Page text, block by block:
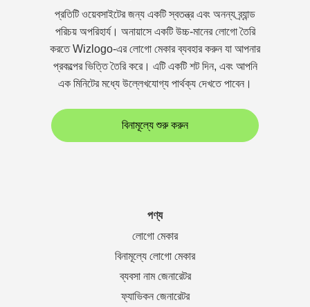
প্রতিটি ওয়েবসাইটের জন্য একটি স্বতন্ত্র এবং অনন্য ব্র্যান্ড
পরিচয় অপরিহার্য। অনায়াসে একটি উচ্চ-মানের লোগো তৈরি
করতে Wizlogo-এর লোগো মেকার ব্যবহার করুন যা আপনার
প্রকল্পের ভিত্তি তৈরি করে। এটি একটি শট দিন, এবং আপনি
এক মিনিটের মধ্যে উল্লেখযোগ্য পার্থক্য দেখতে পাবেন।
বিনামূল্যে শুরু করুন
পণ্য
লোগো মেকার
বিনামূল্যে লোগো মেকার
ব্যবসা নাম জেনারেটর
ফ্যাভিকন জেনারেটর